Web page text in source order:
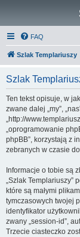
FAQ
Szlak Templariuszy
Szlak
Ten tekst opisuje, w
zwane dalej „my”,
„http://
„oprogramowanie
phpBB”, korzystają z
zebranych w czasie
Informacje o tobie są
„Szlak Templariuszy”
które są małymi
tymczasowych twojej
identyfikator
zwany „session-id”,
Trzecie ciasteczko